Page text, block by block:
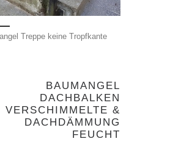
Treppe keine Tropfkante
BAUMANGEL
DACHBALKEN
VERSCHIMMELTE &
DACHDÄMMUNG
FEUCHT